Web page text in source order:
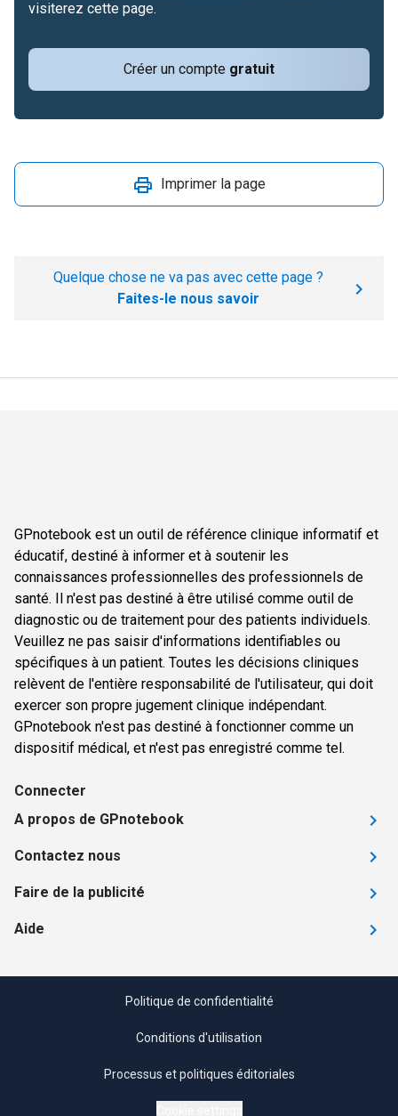
Créer un compte gratuit
visiterez cette page.
Imprimer la page
Quelque chose ne va pas avec cette page ?
Faites-le nous savoir
GPnotebook est un outil de référence clinique informatif et
éducatif, destiné à informer et à soutenir les
connaissances professionnelles des professionnels de
santé. Il n'est pas destiné à être utilisé comme outil de
diagnostic ou de traitement pour des patients individuels.
Veuillez ne pas saisir d'informations identifiables ou
spécifiques à un patient. Toutes les décisions cliniques
relèvent de l'entière responsabilité de l'utilisateur, qui doit
exercer son propre jugement clinique indépendant.
GPnotebook n'est pas destiné à fonctionner comme un
dispositif médical, et n'est pas enregistré comme tel.
Connecter
A propos de GPnotebook
Contactez nous
Faire de la publicité
Aide
Politique de confidentialité
Conditions d'utilisation
Processus et politiques éditoriales